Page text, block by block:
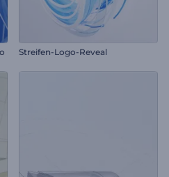
Streifen-Logo-Reveal